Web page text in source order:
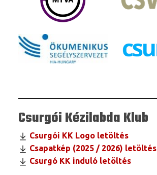
Csurgói Kézilabda Klub
Csurgói KK Logo letöltés
Csapatkép (2025 / 2026) letöltés
Csurgó KK induló letöltés